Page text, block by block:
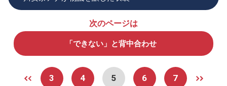
次のページは
「できない」と背中合わせ
3 4 5 6 7